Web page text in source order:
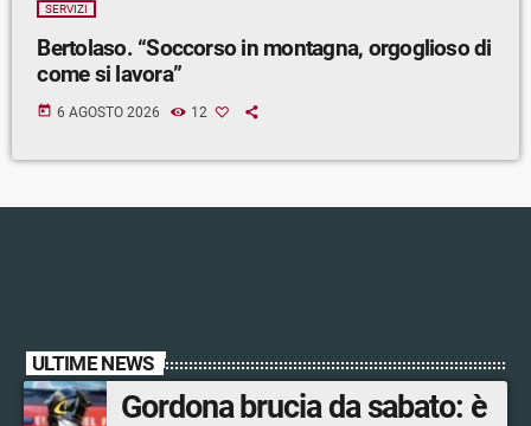
SERVIZI
Bertolaso. “Soccorso in montagna, orgoglioso di
come si lavora”
today 6 AGOSTO 2026 12
ULTIME NEWS
Gordona brucia da sabato: è